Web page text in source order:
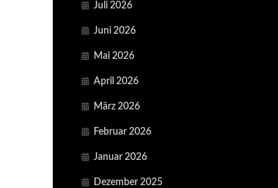
Juli 2026
Juni 2026
Mai 2026
April 2026
März 2026
Februar 2026
Januar 2026
Dezember 2025